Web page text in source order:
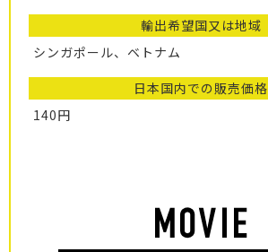
輸出希望国又は地域
シンガポール、ベトナム
日本国内での販売価格
140円